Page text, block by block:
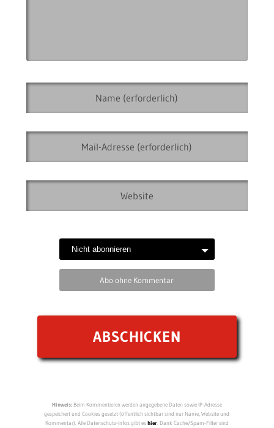
Abo ohne Kommentar
Hinweis:Beim Kommentieren werden angegebene Daten sowie IP-Adresse
gespeichert und Cookies gesetzt (öffentlich sichtbar sind nur Name, Website und
Kommentar). Alle Datenschutz-Infos gibt eshier. Dank Cache/Spam-Filter sind